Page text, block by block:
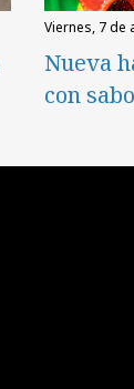
viernes, 7
Nueva
con